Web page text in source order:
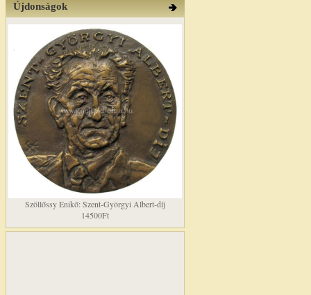
Újdonságok
Szöllőssy Enikő: Szent-Györgyi Albert-díj
14500Ft